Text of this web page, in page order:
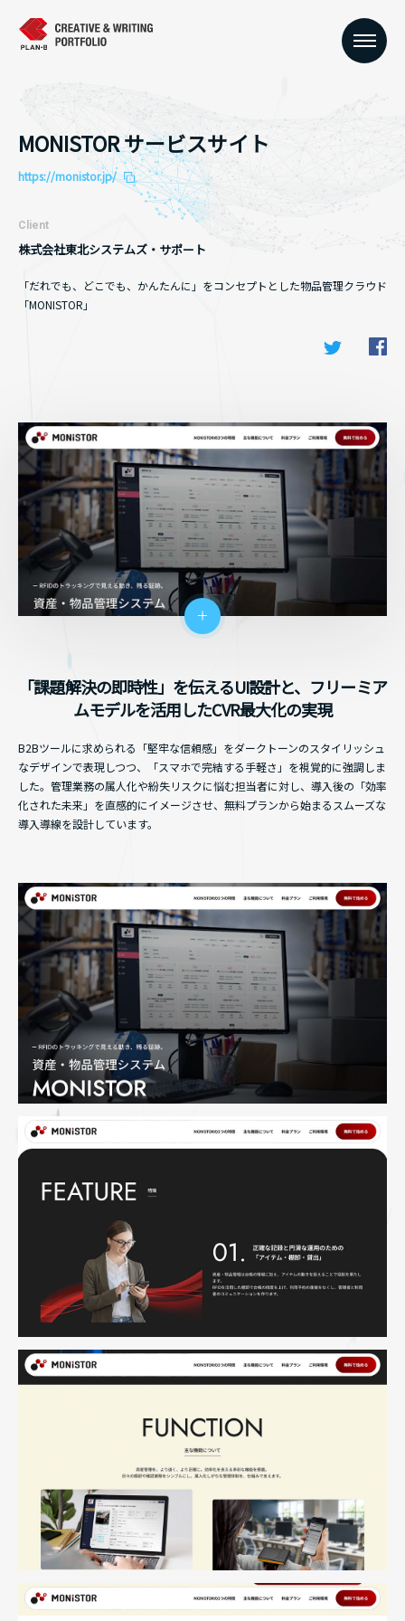
MONISTOR サービスサイト
https://monistor.jp/
Client
株式会社東北システムズ・サポート
「だれでも、どこでも、かんたんに」をコンセプトとした物品管理クラウド
「MONISTOR」
Twitter
「課題解決の即時性」を伝えるUI設計と、フリーミア
ムモデルを活用したCVR最大化の実現
B2Bツールに求められる「堅牢な信頼感」をダークトーンのスタイリッシュ
なデザインで表現しつつ、「スマホで完結する手軽さ」を視覚的に強調しま
した。管理業務の属人化や紛失リスクに悩む担当者に対し、導入後の「効率
化された未来」を直感的にイメージさせ、無料プランから始まるスムーズな
導入導線を設計しています。